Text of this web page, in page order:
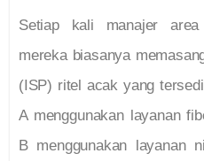
Setiap kali manajer
mereka biasanya
(ISP) ritel acak yang
A menggunakan layanan
B menggunakan layanan